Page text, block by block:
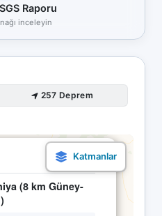
Raporu
inceleyin
257 Deprem
20.04 13:58
(8 km Güney-
×